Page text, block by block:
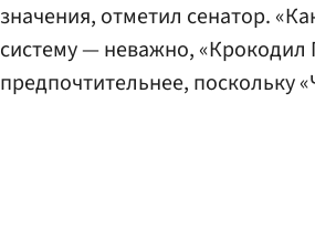
значения, отметил сенатор.
систему — неважно, «Крокодил
предпочтительнее, поскольку